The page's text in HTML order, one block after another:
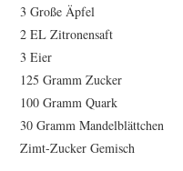
3 Große Äpfel
2 EL Zitronensaft
3 Eier
125 Gramm Zucker
100 Gramm Quark
30 Gramm Mandelblättchen
Zimt-Zucker Gemisch